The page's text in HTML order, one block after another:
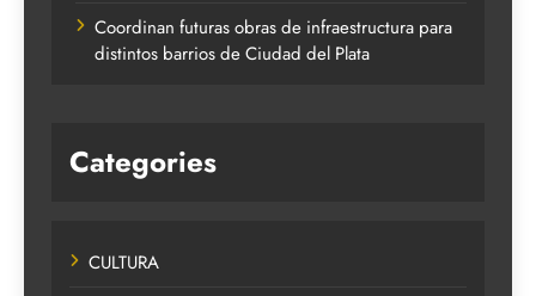
Coordinan futuras obras de infraestructura para
distintos barrios de Ciudad del Plata
Categories
CULTURA